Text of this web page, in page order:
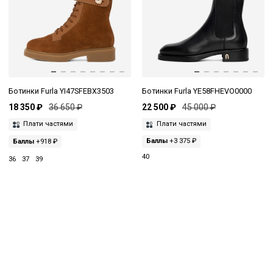
Ботинки Furla YI47SFEBX3503
18 350 ₽ 36 650 ₽
Плати частями
Баллы +918 ₽
36 37 39
Ботинки Furla YE58FHEVO0000
22 500 ₽ 45 000 ₽
Плати частями
Баллы+3 375 ₽
40